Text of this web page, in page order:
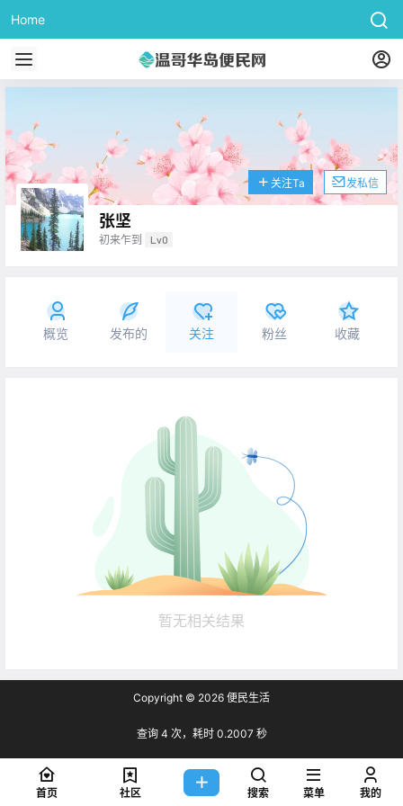
Home
张坚
初来乍到 Lv0
关注Ta 发私信
概览 发布的 关注 粉丝 收藏
暂无相关结果
Copyright © 2026 便民生活
查询 4 次，耗时 0.2007 秒
首页 社区 搜索 菜单 我的